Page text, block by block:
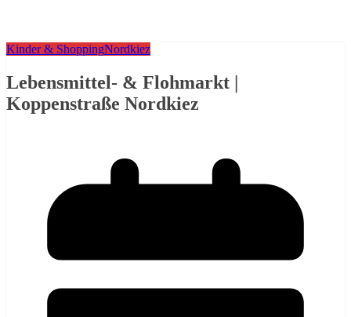
Kinder & ShoppingNordkiez
Lebensmittel- & Flohmarkt |
Koppenstraße Nordkiez